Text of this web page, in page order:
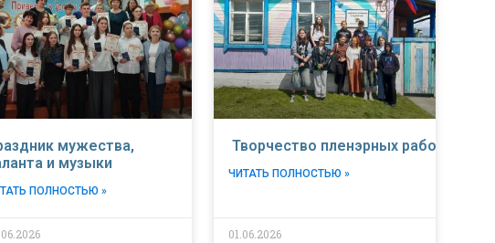
мужества,
и музыки
ПОЛНОСТЬЮ »
Творчество пленэрных работ
ЧИТАТЬ ПОЛНОСТЬЮ »
01.06.2026